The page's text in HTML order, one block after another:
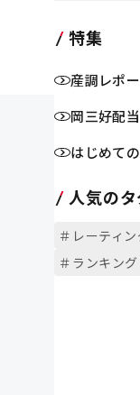
特集
産調レポ
岡三好配
はじめて
人気の
＃レーティ
＃ランキン